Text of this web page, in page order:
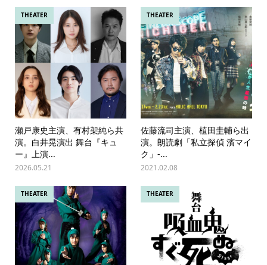
THEATER
瀬戸康史主演、有村架純ら共
演。白井晃演出 舞台『キュ
ー』上演...
2026.05.21
THEATER
佐藤流司主演、植田圭輔ら出
演。朗読劇「私立探偵 濱マイ
ク」-...
2021.02.08
THEATER THEATER